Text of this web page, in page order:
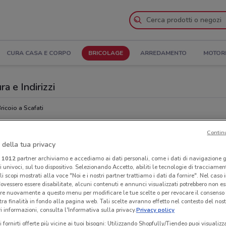
CURA CASA E CORPO BRICOLAGE ARREDAMENTO MOTORI
e Indirizzi
a Scafati
della tua privacy
1012partner archiviamo e accediamo ai dati personali, come i dati di navigazione
sul tuo dispositivo. Selezionando Accetto, abiliti le tecnologie di
scopi mostrati alla voce "Noi e i nostri partner trattiamo i dati da fornire". Nel caso
essere disabilitate, alcuni contenuti e annunci visualizzati potrebbero non
nuovamente a questo menu per modificare le tue scelte o per revocare il
finalità in fondo alla pagina web. Tali scelte avranno effetto nel contesto del
informazioni, consulta l'Informativa sulla privacy.Privacy policy
fornirti offerte più vicine ai tuoi bisogni: Utilizzando Shopfully/Tiendeo puoi